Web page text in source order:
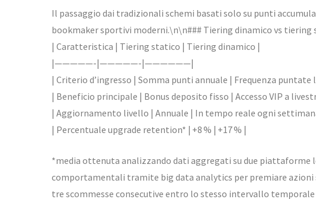
Il passaggio dai tradizionali schemi basati solo su punti
bookmaker sportivi moderni.\n\n### Tiering dinamico vs tiering
| Caratteristica | Tiering statico | Tiering dinamico |
|—————-|—————-|——————|
| Criterio d’ingresso | Somma punti annuale | Frequenza puntate
| Beneficio principale | Bonus deposito fisso | Accesso VIP a
| Aggiornamento livello | Annuale | In tempo reale ogni
| Percentuale upgrade retention* | +8 % | +17 % |
*media ottenuta analizzando dati aggregati su due
comportamentali tramite big data analytics per premiare azioni
tre scommesse consecutive entro lo stesso intervallo